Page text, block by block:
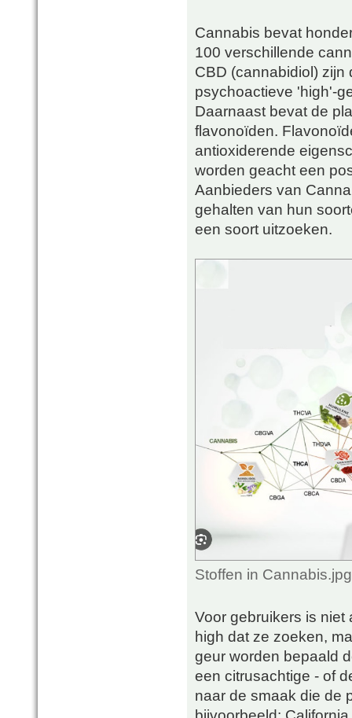
Cannabis bevat
100 verschillende
CBD (cannabidiol)
psychoactieve 'high'-
Daarnaast bevat de
flavonoïden.
antioxiderende
worden geacht een
Aanbieders van
gehalten van hun
een soort uitzoeken.
Stoffen in
Voor gebruikers is niet
high dat ze zoeken,
geur worden bepaald
een citrusachtige - of
naar de smaak die de